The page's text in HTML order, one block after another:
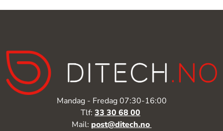
Mandag - Fredag 07:30-16:00
Tlf: 33 30 68 00
Mail: post@ditech.no